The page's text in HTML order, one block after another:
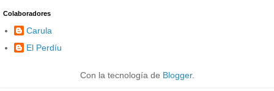
Colaboradores
Carula
El Perdíu
Con la tecnología de Blogger.